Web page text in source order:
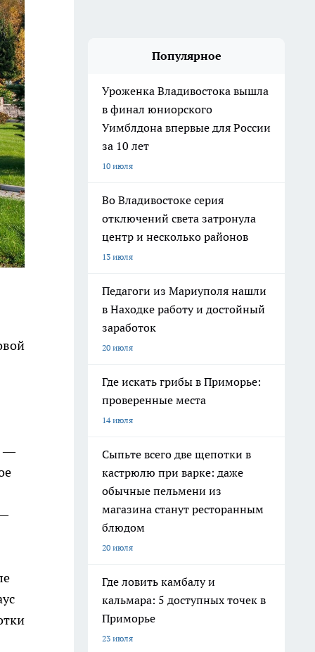
—
Популярное
Уроженка Владивостока вышла
в финал юниорского
Уимблдона впервые для России
за 10 лет
10 июля
Во Владивостоке серия
отключений света затронула
центр и несколько районов
13 июля
Педагоги из Мариуполя нашли
в Находке работу и достойный
заработок
20 июля
Где искать грибы в Приморье:
проверенные места
14 июля
Сыпьте всего две щепотки в
кастрюлю при варке: даже
обычные пельмени из
магазина станут ресторанным
блюдом
20 июля
Где ловить камбалу и
кальмара: 5 доступных точек в
Приморье
23 июля